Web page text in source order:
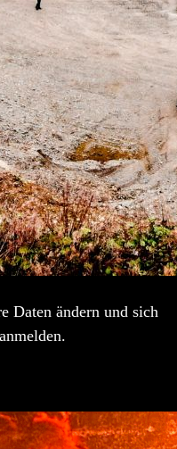
Daten ändern und sich